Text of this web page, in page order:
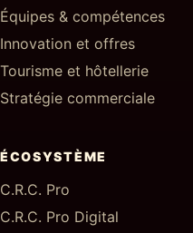
Équipes & compétences
Innovation et offres
Tourisme et hôtellerie
Stratégie commerciale
ÉCOSYSTÈME
C.R.C. Pro
C.R.C. Pro Digital